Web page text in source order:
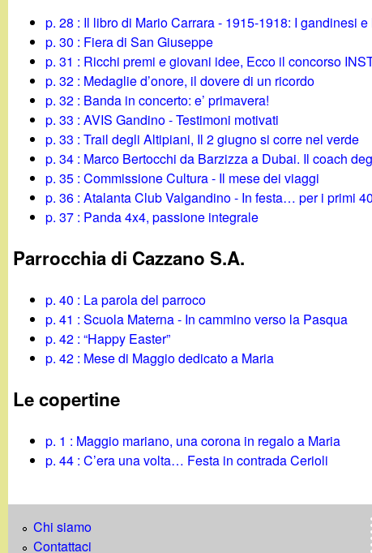
p. 28 : Il libro di Mario Carrara - 1915-1918: I gandinesi
p. 30 : Fiera di San Giuseppe
p. 31 : Ricchi premi e giovani idee, Ecco il concorso
p. 32 : Medaglie d’onore, il dovere di un ricordo
p. 32 : Banda in concerto: e’ primavera!
p. 33 : AVIS Gandino - Testimoni motivati
p. 33 : Trail degli Altipiani, Il 2 giugno si corre nel verde
p. 34 : Marco Bertocchi da Barzizza a Dubai. Il coach
p. 35 : Commissione Cultura - Il mese dei viaggi
p. 36 : Atalanta Club Valgandino - In festa… per i primi
p. 37 : Panda 4x4, passione integrale
Parrocchia di Cazzano S.A.
p. 40 : La parola del parroco
p. 41 : Scuola Materna - In cammino verso la Pasqua
p. 42 : “Happy Easter”
p. 42 : Mese di Maggio dedicato a Maria
Le copertine
p. 1 : Maggio mariano, una corona in regalo a Maria
p. 44 : C’era una volta… Festa in contrada Cerioli
Chi siamo
Contattaci